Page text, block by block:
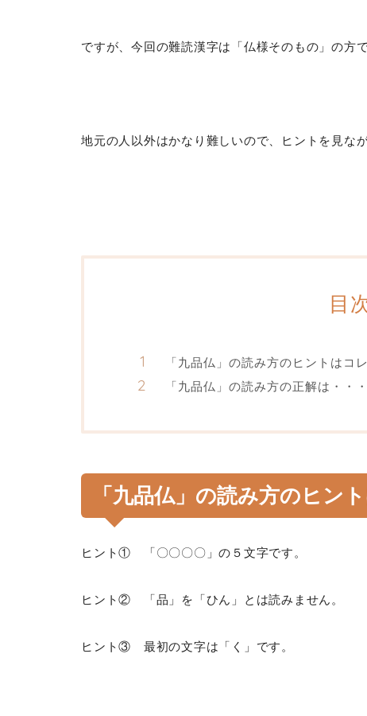
ですが、今回の難読漢字は「仏様そのもの」の方
地元の人以外はかなり難しいので、ヒントを見な
目
「九品仏」の読み方のヒントはコレ
「九品仏」の読み方の正解は・・
「九品仏」の読み方のヒン
ヒント① 「〇〇〇〇」の５文字です。
ヒント② 「品」を「ひん」とは読みません。
ヒント③ 最初の文字は「く」です。